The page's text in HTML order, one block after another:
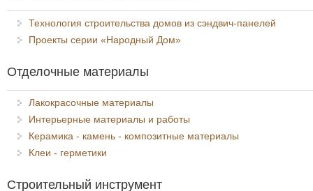
Технология строительства домов из сэндвич-панелей
Проекты серии «Народный Дом»
Отделочные материалы
Лакокрасочные материалы
Интерьерные материалы и работы
Керамика - камень - композитные материалы
Клеи - герметики
Строительный инструмент